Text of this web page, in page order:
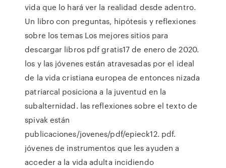
vida que lo hará ver la realidad desde adentro.
Un libro con preguntas, hipótesis y reflexiones
sobre los temas Los mejores sitios para
descargar libros pdf gratis17 de enero de 2020.
los y las jóvenes están atravesadas por el ideal
de la vida cristiana europea de entonces nizada
patriarcal posiciona a la juventud en la
subalternidad. las reflexiones sobre el texto de
spivak están
publicaciones/jovenes/pdf/epieck12. pdf.
jóvenes de instrumentos que les ayuden a
acceder a la vida adulta incidiendo